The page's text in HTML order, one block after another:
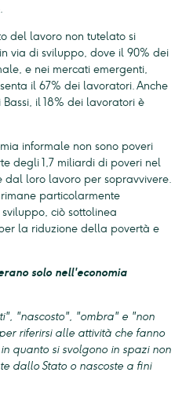
del lavoro non tutelato si
via di sviluppo, dove il 90% dei
e nei mercati emergenti,
il 67% dei lavoratori. Anche
il 18% dei lavoratori è
informale non sono poveri
degli 1,7 miliardi di poveri nel
dal loro lavoro per sopravvivere.
particolarmente
ciò sottolinea
la riduzione della povertà e
solo nell'economia
"nascosto", "ombra" e "non
riferirsi alle attività che fanno
quanto si svolgono in spazi non
dallo Stato o nascoste a fini